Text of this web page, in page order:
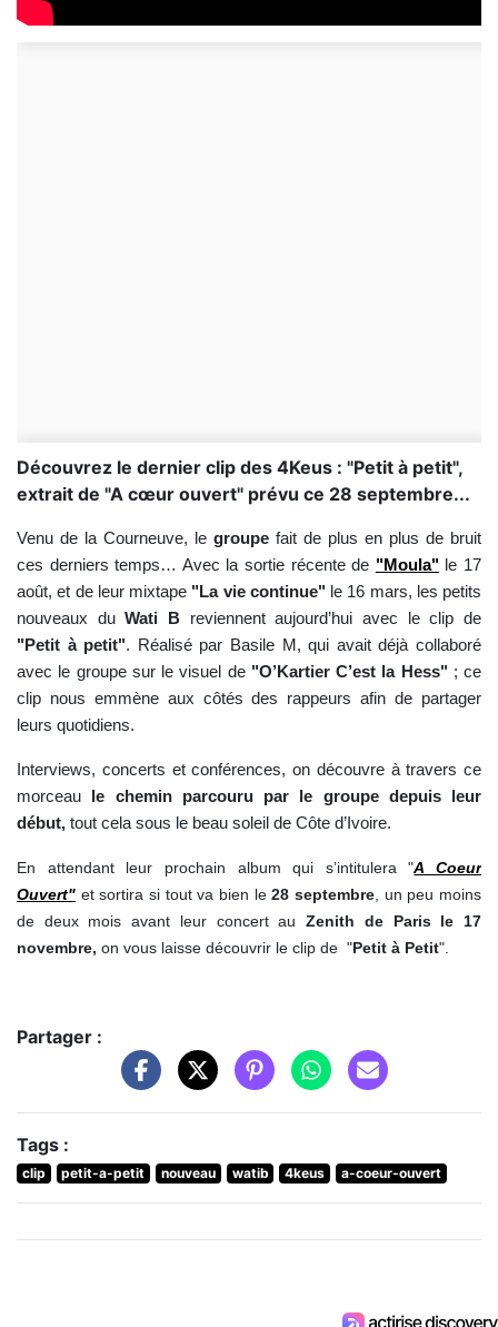
Découvrez le dernier clip des 4Keus : "Petit à petit",
extrait de "A cœur ouvert" prévu ce 28 septembre...
Venu de la Courneuve, le groupe fait de plus en plus de bruit
ces derniers temps… Avec la sortie récente de "Moula"le 17
août, et de leur mixtape "La vie continue" le 16 mars, les petits
nouveaux duWati B reviennent aujourd’hui avec le clip de
"Petit à petit". Réalisé par Basile M, qui avait déjà collaboré
avec le groupe sur le visuel de "O’Kartier C’est la Hess" ; ce
clip nous emmène aux côtés des rappeurs afin de partager
leurs quotidiens.
Interviews, concerts et conférences, on découvre à travers ce
morceau
le chemin parcouru par le groupe depuis leur
début, tout cela sous le beau soleil de Côte d’Ivoire.
En attendant leur prochain album qui s’intitulera "A Coeur
Ouvert" et sortira si tout va bien le28 septembre , un peu moins
de deux mois avant leur concert auZenith de Paris le 17
novembre, on vous laisse découvrir le clip de "Petit à Petit".
Partager :
Tags :
clip petit-a-petit nouveau watib 4keus a-coeur-ouvert